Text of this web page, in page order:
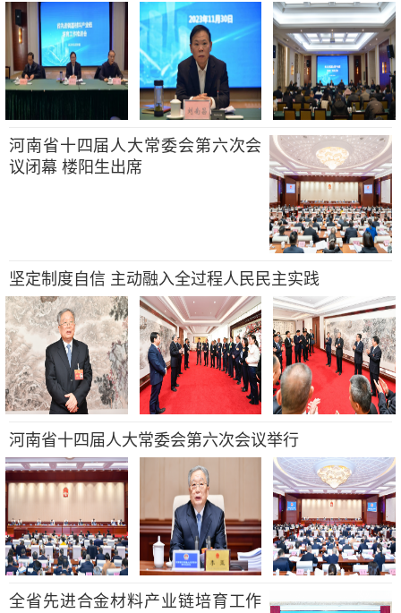
河南省十四届人大常委会第六次会
议闭幕 楼阳生出席
坚定制度自信 主动融入全过程人民民主实践
河南省十四届人大常委会第六次会议举行
全省先进合金材料产业链培育工作